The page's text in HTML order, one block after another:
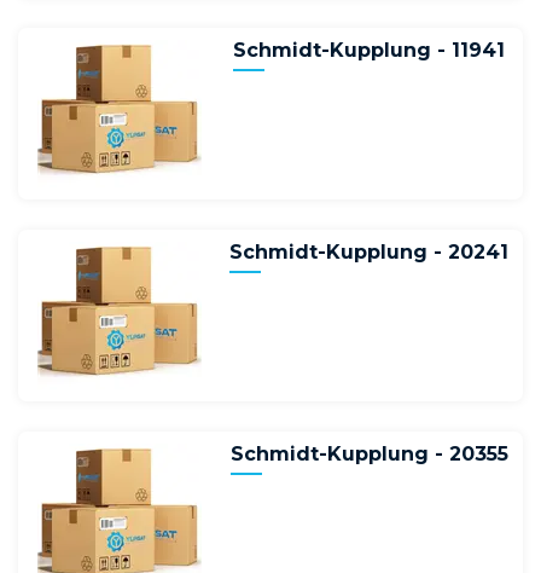
Schmidt-Kupplung - 11941
Schmidt-Kupplung - 20241
Schmidt-Kupplung - 20355